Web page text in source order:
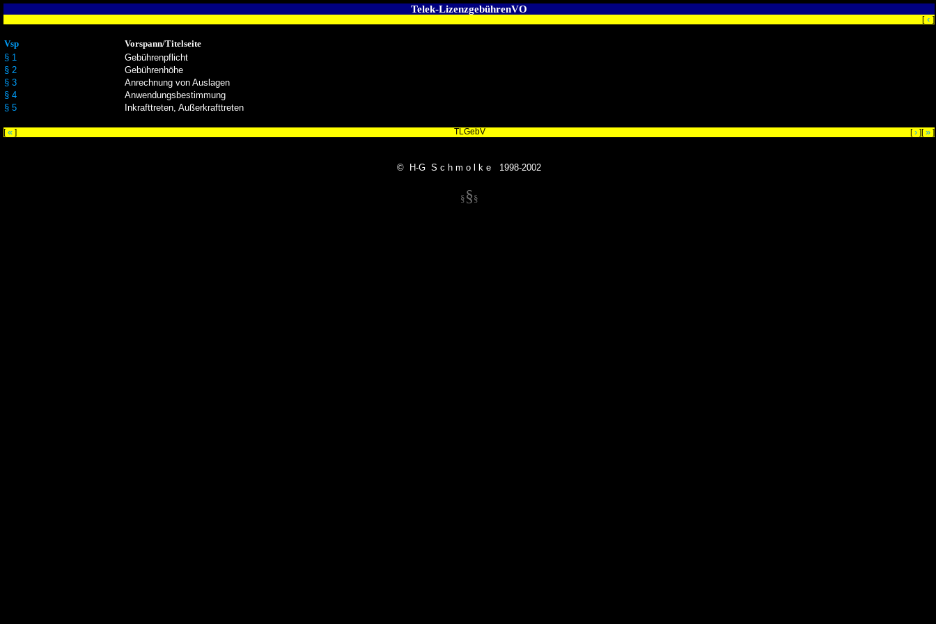
Telek-LizenzgebührenVO
[‹ ]
Vsp
Vorspann/Titelseite
§ 1
§ 2
§ 3
§ 4
§ 5
Gebührenpflicht
Gebührenhöhe
Anrechnung von Auslagen
Anwendungsbestimmung
Inkrafttreten, Außerkrafttreten
[« ] TLGebV [› ][» ]
© H-G S c h m o l k e 1998-2002
§ § §